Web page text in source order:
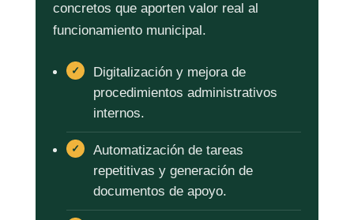
concretos que aporten valor real al
funcionamiento municipal.
Digitalización y mejora de
procedimientos administrativos
internos.
Automatización de tareas
repetitivas y generación de
documentos de apoyo.